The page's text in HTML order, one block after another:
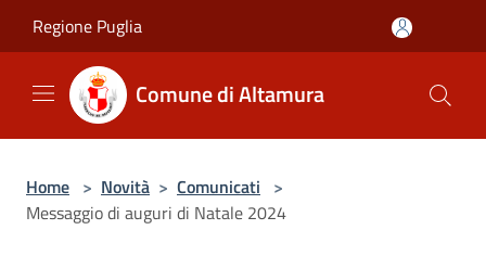
Regione Puglia
Comune di Altamura
Home > Novità > Comunicati >
Messaggio di auguri di Natale 2024